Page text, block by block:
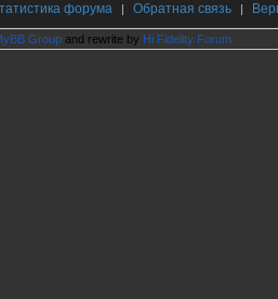
форума | Обратная связь |
Group and rewrite by Hi Fidelity Forum